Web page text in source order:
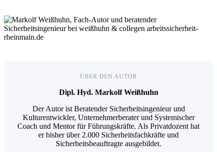
ÜBER DEN AUTOR
Dipl. Hyd. Markolf Weißhuhn
Der Autor ist Beratender Sicherheitsingenieur und
Kulturentwickler, Unternehmerberater und Systemischer
Coach und Mentor für Führungskräfte. Als Privatdozent hat
er bisher über 2.000 Sicherheitsfachkräfte und
Sicherheitsbeauftragte ausgebildet.